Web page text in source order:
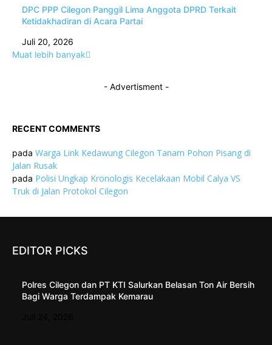
DPC PPP Cilegon Panggil Lima Anggota DPRD Terkait
Ketidakhadiran di Acara Partai
Juli 20, 2026
Muat lebih banyak
- Advertisment -
RECENT COMMENTS
pada Warga Link Kedawung Cilegon Tanam Pohon Pisang di
Jalan Rusak
pada Polisi Ungkap Kronologis Kecelakaan Mobil Calya VS
Truk di Jalan Protokol Cilegon
EDITOR PICKS
Polres Cilegon dan PT KTI Salurkan Belasan Ton Air Bersih
Bagi Warga Terdampak Kemarau